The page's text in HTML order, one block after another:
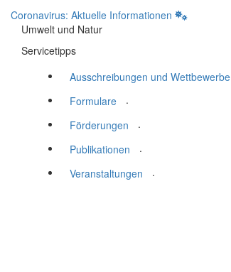
Coronavirus: Aktuelle Informationen
Umwelt und Natur
Servicetipps
Ausschreibungen und Wettbewerbe
Formulare
.
Förderungen
.
Publikationen
.
Veranstaltungen
.